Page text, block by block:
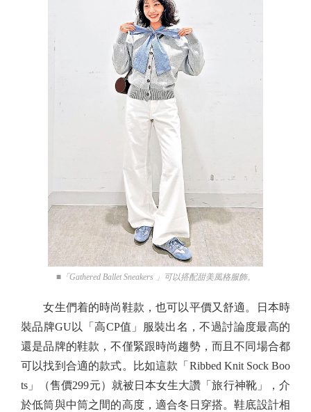
■「Gathered Ballet Sneakers 」可以搭配甜美風格服飾。
女生們着的時尚鞋款，也可以平價又舒適。日本時
裝品牌GU以「高CP值」服裝出名，不過討論度最高的
還是品牌的鞋款，不僅緊跟時尚趨勢，而且不同場合都
可以找到合適的款式。比如這款「Ribbed Knit Sock Boo
ts」（售價299元）就被日本女生大讚「旅行神靴」，介
於低筒與中筒之間的高度，適合冬日穿搭。鞋底設計相